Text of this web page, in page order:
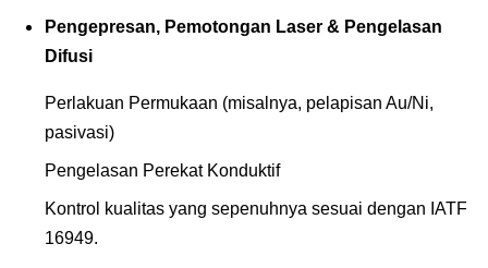
Pengepresan, Pemotongan Laser & Pengelasan
Difusi
Perlakuan Permukaan (misalnya, pelapisan Au/Ni,
pasivasi)
Pengelasan Perekat Konduktif
Kontrol kualitas yang sepenuhnya sesuai dengan IATF
16949.